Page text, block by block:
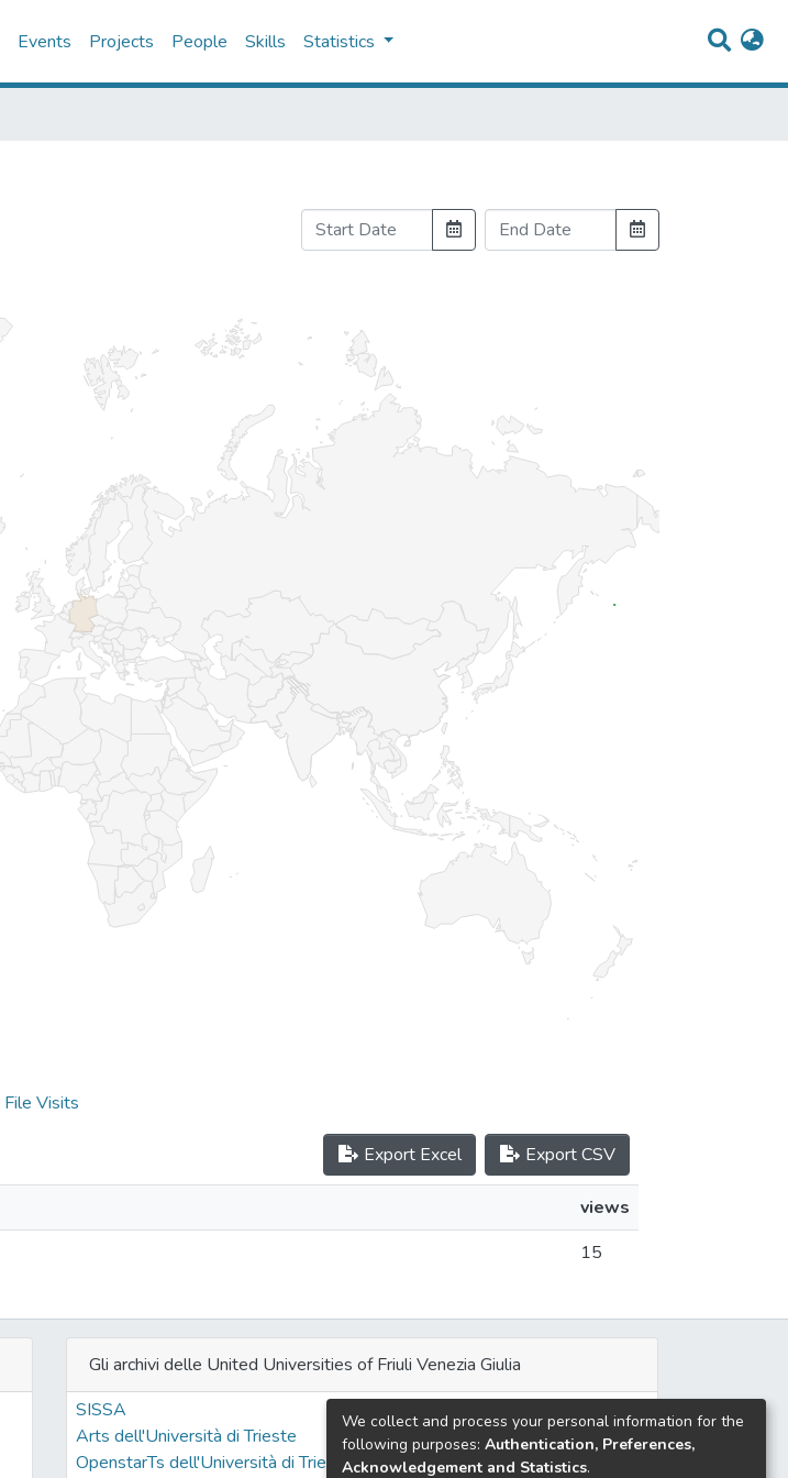
Events Projects People Skills Statistics
File Visits
Export Excel Export CSV
views
15
Gli archivi delle United Universities of Friuli Venezia Giulia
SISSA
Arts dell'Università di Trieste
OpenstarTs dell'Università di Trieste
We collect and process your personal information for the
following purposes: Authentication, Preferences,
Acknowledgement and Statistics.